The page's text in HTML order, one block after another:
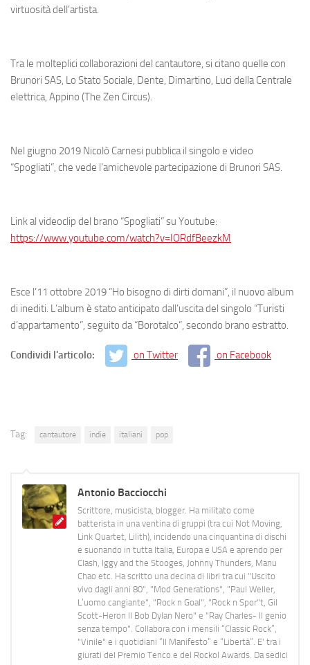
virtuosità dell’artista.
Tra le molteplici collaborazioni del cantautore, si citano quelle con
Brunori SAS, Lo Stato Sociale, Dente, Dimartino, Luci della Centrale
elettrica, Appino (The Zen Circus).
Nel giugno 2019 Nicolò Carnesi pubblica il singolo e video
“Spogliati”, che vede l’amichevole partecipazione di Brunori SAS.
Link al videoclip del brano “Spogliati” su Youtube:
https://www.youtube.com/watch?v=IORdfBeezkM
Esce l’11 ottobre 2019 “Ho bisogno di dirti domani”, il nuovo album
di inediti. L’album è stato anticipato dall’uscita del singolo “Turisti
d’appartamento”, seguito da “Borotalco”, secondo brano estratto.
Condividi l'articolo: on Twitter on Facebook
Tag: cantautore indie italiani pop
Antonio Bacciocchi
Scrittore, musicista, blogger. Ha militato come
batterista in una ventina di gruppi (tra cui Not Moving,
Link Quartet, Lilith), incidendo una cinquantina di dischi
e suonando in tutta Italia, Europa e USA e aprendo per
Clash, Iggy and the Stooges, Johnny Thunders, Manu
Chao etc. Ha scritto una decina di libri tra cui "Uscito
vivo dagli anni 80", "Mod Generations", "Paul Weller,
L’uomo cangiante", "Rock n Goal", "Rock n Spor"t, Gil
Scott-Heron Il Bob Dylan Nero" e "Ray Charles- Il genio
senza tempo". Collabora con i mensili “Classic Rock”,
"Vinile" e i quotidiani “Il Manifesto” e “Libertà”. E' tra i
giurati del Premio Tenco e del Rockol Awards. Da sedici